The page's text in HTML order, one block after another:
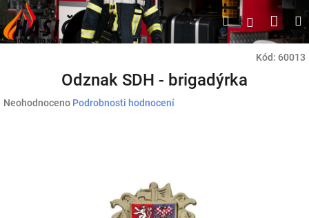
Přejít
na
obsah
HledatPřihlášení
Kód: 60013
Odznak SDH - brigadýrka
Průměrné
Neohodnoceno Podrobnosti hodnocení